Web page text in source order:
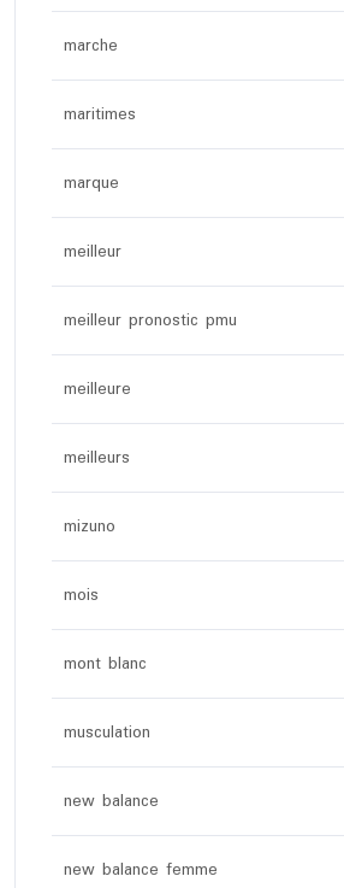
marche
maritimes
marque
meilleur
meilleur pronostic pmu
meilleure
meilleurs
mizuno
mois
mont blanc
musculation
new balance
new balance femme